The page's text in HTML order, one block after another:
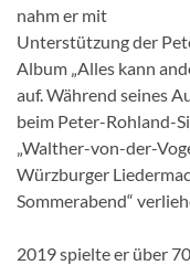
nahm er mit
Unterstützung der
Album „Alles kann
auf. Während seines
beim Peter-Rohland-
„Walther-von-der-
Würzburger
Sommerabend“
2019 spielte er über